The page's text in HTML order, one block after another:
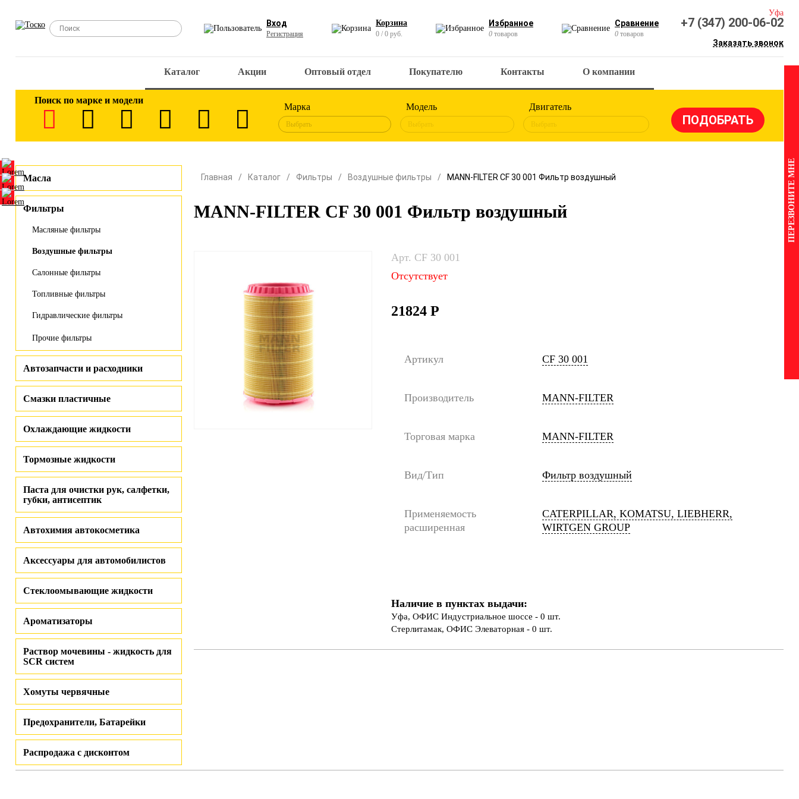
Вход
Регистрация
Корзина
0 / 0 руб.
Избранное
0 товаров
Сравнение
0 товаров
Уфа
+7 (347) 200-06-02
Заказать звонок
Каталог Акции Оптовый отдел Покупателю Контакты О компании
Поиск по марке и модели
Марка
Выбрать
Модель
Выбрать
Двигатель
Выбрать
Масла
Фильтры
Масляные фильтры
Воздушные фильтры
Салонные фильтры
Топливные фильтры
Гидравлические фильтры
Прочие фильтры
Автозапчасти и расходники
Смазки пластичные
Охлаждающие жидкости
Тормозные жидкости
Паста для очистки рук, салфетки,
губки, антисептик
Автохимия автокосметика
Аксессуары для автомобилистов
Стеклоомывающие жидкости
Ароматизаторы
Раствор мочевины - жидкость для
SCR систем
Хомуты червячные
Предохранители, Батарейки
Распродажа с дисконтом
Главная Каталог Фильтры Воздушные фильтры MANN-FILTER CF 30 001 Фильтр воздушный
MANN-FILTER CF 30 001 Фильтр воздушный
Арт. CF 30 001
Отсутствует
21824 Р
Артикул CF 30 001
Производитель MANN-FILTER
Торговая марка MANN-FILTER
Вид/Тип Фильтр воздушный
Применяемость
расширенная
CATERPILLAR, KOMATSU, LIEBHERR,
WIRTGEN GROUP
Наличие в пунктах выдачи:
Уфа, ОФИС Индустриальное шоссе - 0 шт.
Стерлитамак, ОФИС Элеваторная - 0 шт.
ПЕРЕЗВОНИТЕ МНЕ